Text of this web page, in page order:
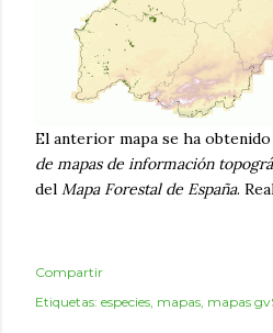
El anterior mapa se ha
de mapas de información
del Mapa Forestal de España.
Compartir
Etiquetas: especies mapas mapas